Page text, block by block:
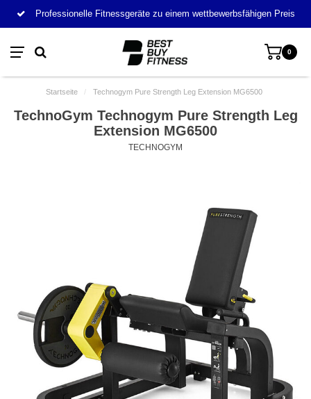
Professionelle Fitnessgeräte zu einem wettbewerbsfähigen Preis
0
Startseite / Technogym Pure Strength Leg Extension MG6500
TechnoGym Technogym Pure Strength Leg
Extension MG6500
TECHNOGYM